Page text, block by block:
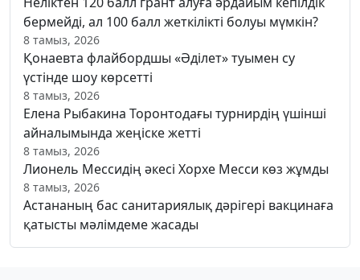
бермейді, ал 100 балл жеткілікті болуы мүмкін?
8 тамыз, 2026
Қонаевта флайбордшы «Әділет» туымен су
үстінде шоу көрсетті
8 тамыз, 2026
Елена Рыбакина Торонтодағы турнирдің үшінші
айналымында жеңіске жетті
8 тамыз, 2026
Лионель Мессидің әкесі Хорхе Месси көз жұмды
8 тамыз, 2026
Астананың бас санитариялық дәрігері вакцинаға
қатысты мәлімдеме жасады